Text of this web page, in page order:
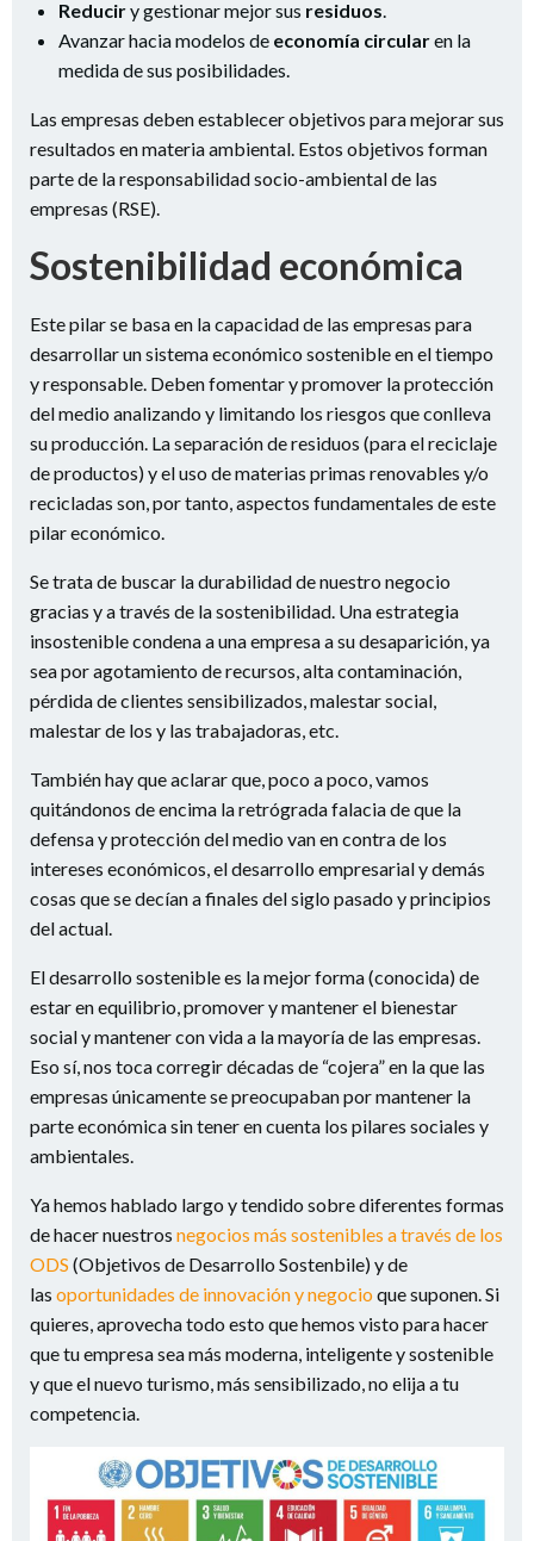
Reduciry gestionar mejor sus residuos.
Avanzar hacia modelos de economía circularen la
medida de sus posibilidades.
Las empresas deben establecer objetivos para mejorar sus
resultados en materia ambiental. Estos objetivos forman
parte de la responsabilidad socio-ambiental de las
empresas (RSE).
Sostenibilidad económica
Este pilar se basa en la capacidad de las empresas para
desarrollar un sistema económico sostenible en el tiempo
y responsable. Deben fomentar y promover la protección
del medio analizando y limitando los riesgos que conlleva
su producción. La separación de residuos (para el reciclaje
de productos) y el uso de materias primas renovables y/o
recicladas son, por tanto, aspectos fundamentales de este
pilar económico.
Se trata de buscar la durabilidad de nuestro negocio
gracias y a través de la sostenibilidad. Una estrategia
insostenible condena a una empresa a su desaparición, ya
sea por agotamiento de recursos, alta contaminación,
pérdida de clientes sensibilizados, malestar social,
malestar de los y las trabajadoras, etc.
También hay que aclarar que, poco a poco, vamos
quitándonos de encima la retrógrada falacia de que la
defensa y protección del medio van en contra de los
intereses económicos, el desarrollo empresarial y demás
cosas que se decían a finales del siglo pasado y principios
del actual.
El desarrollo sostenible es la mejor forma (conocida) de
estar en equilibrio, promover y mantener el bienestar
social y mantener con vida a la mayoría de las empresas.
Eso sí, nos toca corregir décadas de “cojera” en la que las
empresas únicamente se preocupaban por mantener la
parte económica sin tener en cuenta los pilares sociales y
ambientales.
Ya hemos hablado largo y tendido sobre diferentes formas
de hacer nuestros negocios más sostenibles a través de los
ODS (Objetivos de Desarrollo Sostenbile) y de
las oportunidades de innovación y negocioque suponen. Si
quieres, aprovecha todo esto que hemos visto para hacer
que tu empresa sea más moderna, inteligente y sostenible
y que el nuevo turismo, más sensibilizado, no elija a tu
competencia.